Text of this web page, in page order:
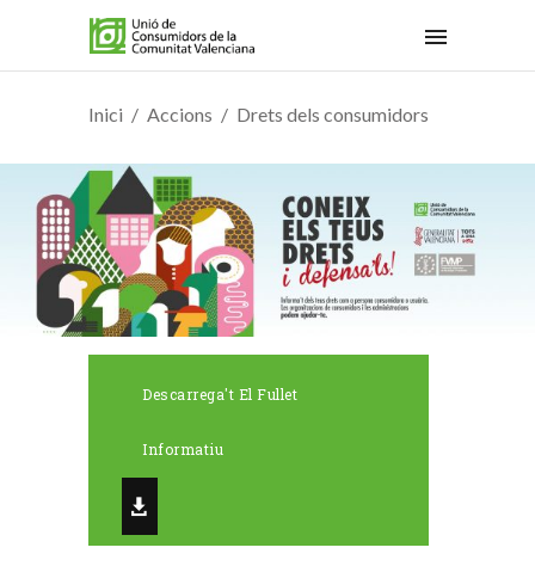
Inici Accions Drets dels consumidors
Descarrega't El Fullet
Informatiu